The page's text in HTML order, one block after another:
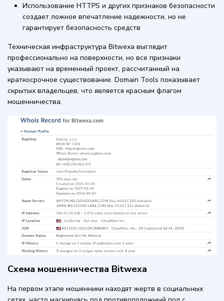
Использование HTTPS и других признаков безопасности
создает ложное впечатление надежности, но не
гарантирует безопасность средств
Техническая инфраструктура Bitwexa выглядит
профессионально на поверхности, но все признаки
указывают на временный проект, рассчитанный на
краткосрочное существование. Domain Tools показывает
скрытых владельцев, что является красным флагом
мошенничества.
Схема мошенничества Bitwexa
На первом этапе мошенники находят жертв в социальных